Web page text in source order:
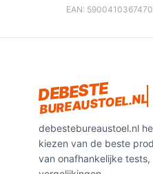
instructie in
Controleer
onderdelen.
Stel de
Specificaties
EAN: 5900410367470
DEBESTE
BUREAUSTOEL.NL
debestebureaustoel.nl
kiezen van de beste
van onafhankelijke tests,